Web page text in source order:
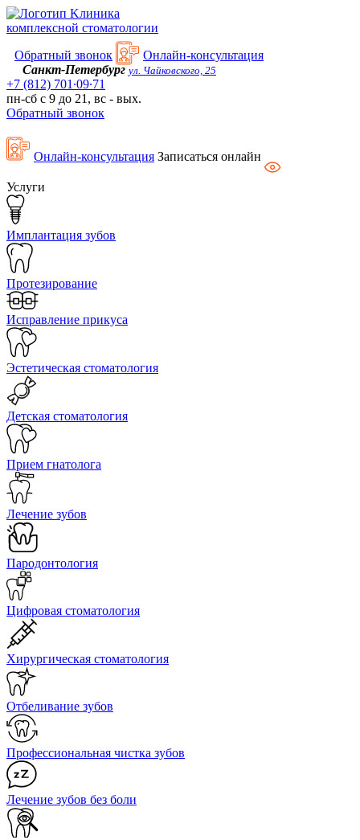
Kлиника
комплексной стоматологии
Обратный звонок
Онлайн-консультация
Санкт-Петербург ул. Чайковского, 25
+7 (812) 701∙09∙71
пн-сб с 9 до 21, вс - вых.
Обратный звонок
Онлайн-консультация Записаться онлайн
Услуги
Имплантация зубов
Протезирование
Исправление прикуса
Эстетическая стоматология
Детская стоматология
Прием гнатолога
Лечение зубов
Пародонтология
Цифровая стоматология
Хирургическая стоматология
Отбеливание зубов
Профессиональная чистка зубов
Лечение зубов без боли